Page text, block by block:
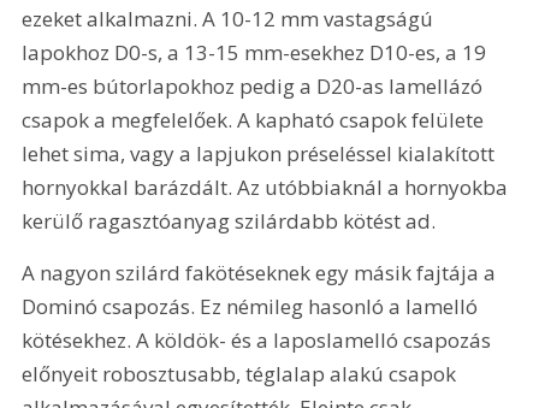
ezeket alkalmazni. A 10-12 mm vastagságú
lapokhoz D0-s, a 13-15 mm-esekhez D10-es, a 19
mm-es bútorlapokhoz pedig a D20-as lamellázó
csapok a megfelelőek. A kapható csapok felülete
lehet sima, vagy a lapjukon préseléssel kialakított
hornyokkal barázdált. Az utóbbiaknál a hornyokba
kerülő ragasztóanyag szilárdabb kötést ad.
A nagyon szilárd fakötéseknek egy másik fajtája a
Dominó csapozás. Ez némileg hasonló a lamelló
kötésekhez. A köldök- és a laposlamelló csapozás
előnyeit robosztusabb, téglalap alakú csapok